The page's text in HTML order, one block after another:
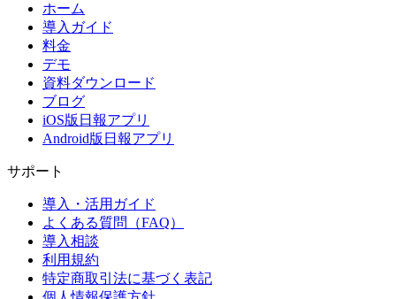
ホーム
導入ガイド
料金
デモ
資料ダウンロード
ブログ
iOS版日報アプリ
Android版日報アプリ
サポート
導入・活用ガイド
よくある質問（FAQ）
導入相談
利用規約
特定商取引法に基づく表記